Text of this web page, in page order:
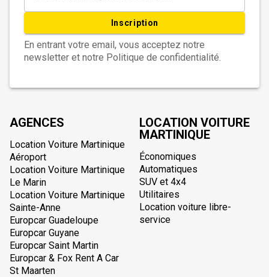
Inscription
En entrant votre email, vous acceptez notre
newsletter et notre Politique de confidentialité.
AGENCES
Location Voiture Martinique
Aéroport
Location Voiture Martinique
Le Marin
Location Voiture Martinique
Sainte-Anne
Europcar Guadeloupe
Europcar Guyane
Europcar Saint Martin
Europcar & Fox Rent A Car
St Maarten
LOCATION VOITURE
MARTINIQUE
Économiques
Automatiques
SUV et 4x4
Utilitaires
Location voiture libre-
service